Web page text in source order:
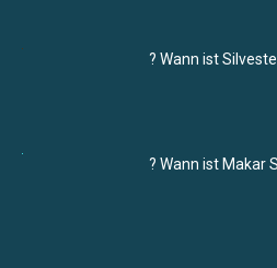
? Wann ist
? Wann ist Makar